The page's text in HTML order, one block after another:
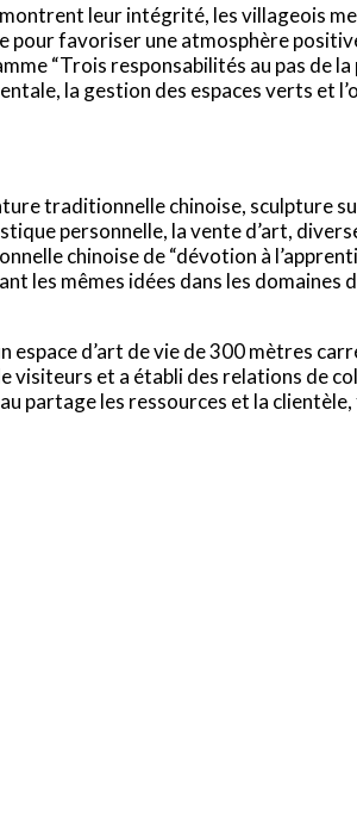
leur intégrité, les villageois
favoriser une atmosphère
“Trois responsabilités au pas de
la gestion des espaces verts et
traditionnelle chinoise, sculpture
personnelle, la vente d’art,
chinoise de “dévotion à
mêmes idées dans les domaines
d’art de vie de 300 mètres
visiteurs et a établi des relations de
partage les ressources et la